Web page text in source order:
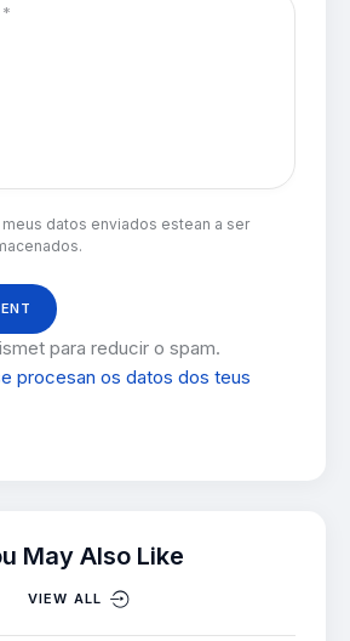
datos enviados estean a ser
para reducir o spam.
procesan os datos dos teus
May Also Like
VIEW ALL